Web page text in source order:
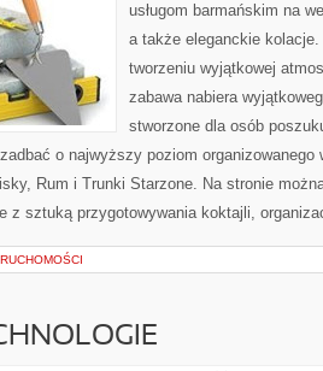
usługom barmańskim na
a także eleganckie
tworzeniu wyjątkowej
zabawa nabiera
stworzone dla osób
o najwyższy poziom organizowanego
Rum i Trunki Starzone. Na stronie
z sztuką przygotowywania koktajli,